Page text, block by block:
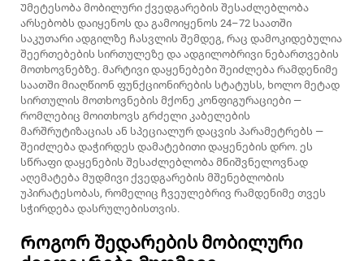
Უმეტესობა მობილური ქვედგარების შესაძლებლობა
არსებობს დაიყენოს და გამოიყენოს 24–72 საათში
საკუთარი ადგილზე ჩასვლის შემდეგ, რაც დამოკიდებულია
შეერთებების სირთულეზე და ადგილობრივი ნებართვების
მოთხოვნებზე. მარტივი დაყენებები შეიძლება რამდენიმე
საათში მიაღწიონ ფუნქციონირების სტატუსს, ხოლო მეტად
სირთულის მოთხოვნების მქონე კონფიგურაციები —
რომლებიც მოითხოვს გრძელი კაბელების
მარშრუტიზაციას ან სპეციალურ დაცვის პარამეტრებს —
შეიძლება დაჭირდეს დამატებითი დაყენების დრო. ეს
სწრაფი დაყენების შესაძლებლობა მნიშვნელოვნად
აღემატება მუდმივი ქვედგარების მშენებლობის
უპირატესობას, რომელიც ჩვეულებრივ რამდენიმე თვეს
სჭირდება დასრულებისთვის.
Როგორ შედარების მობილური